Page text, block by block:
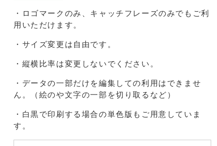
・ロゴマークのみ、キャッチフレーズのみでもご利
用いただけます。
・サイズ変更は自由です。
・縦横比率は変更しないでください。
・データの一部だけを編集しての利用はできませ
ん。（絵のや文字の一部を切り取るなど）
・白黒で印刷する場合の単色版もご用意していま
す。